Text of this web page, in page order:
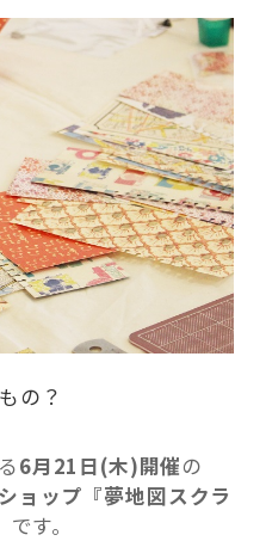
の？
6月21日(木)開催の
ョップ『夢地図スクラ
です。